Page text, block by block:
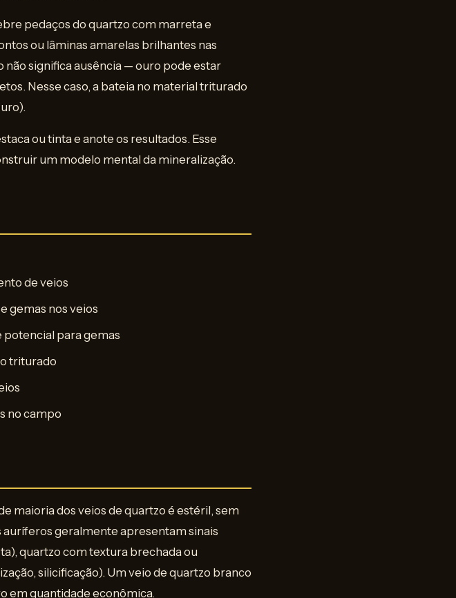
pedaços do quartzo com marreta e
ou lâminas amarelas brilhantes nas
não significa ausência — ouro pode estar
Nesse caso, a bateia no material triturado
ou tinta e anote os resultados. Esse
um modelo mental da mineralização.
de veios
gemas nos veios
potencial para gemas
triturado
no campo
maioria dos veios de quartzo é estéril, sem
geralmente apresentam sinais
quartzo com textura brechada ou
silicificação). Um veio de quartzo branco
em quantidade econômica.